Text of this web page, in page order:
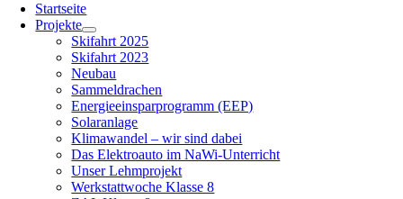
Startseite
Projekte
Skifahrt 2025
Skifahrt 2023
Neubau
Sammeldrachen
Energieeinsparprogramm (EEP)
Solaranlage
Klimawandel – wir sind dabei
Das Elektroauto im NaWi-Unterricht
Unser Lehmprojekt
Werkstattwoche Klasse 8